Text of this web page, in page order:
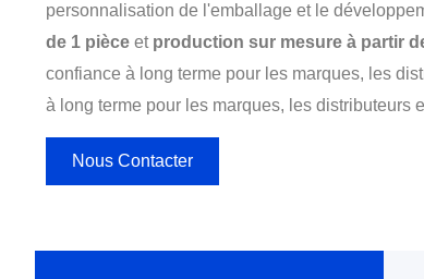
personnalisation de l'emballage et le
de 1 pièce et production sur mesure à partir
confiance à long terme pour les marques, les
à long terme pour les marques, les distributeurs
Nous Contacter